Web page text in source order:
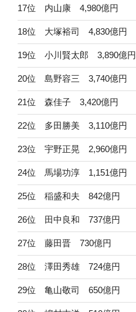
17位 内山康 4,980億円
18位 大塚裕司 4,830億円
19位 小川賢太郎 3,890億円
20位 島野容三 3,740億円
21位 森佳子 3,420億円
22位 多田勝美 3,110億円
23位 宇野正晃 2,960億円
24位 馬場功淳 1,151億円
25位 稲盛和夫 842億円
26位 田中良和 737億円
27位 藤田晋 730億円
28位 澤田秀雄 724億円
29位 亀山敬司 650億円